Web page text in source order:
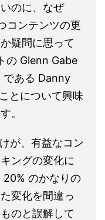
のに、なぜ
コンテンツの更
疑問に思って
の Glenn Gabe
である Danny
とについて興味
。
が、有益なコン
ングの変化に
20% のかなりの
変化を間違っ
のと誤解して